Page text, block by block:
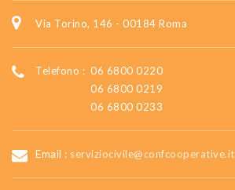
Via Torino, 146 - 00184 Roma
Telefono : 06 6800 0220
06 6800 0219
06 6800 0233
Email : serviziocivile@confcooperative.it